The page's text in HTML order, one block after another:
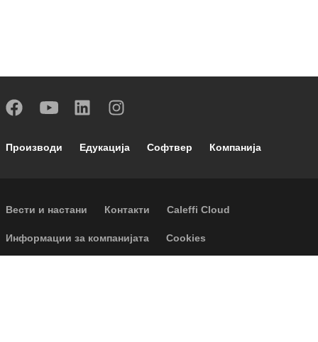
Footer main navigation
Производи Едукација Софтвер Компанија
Footer secondary navigation
Вести и настани Контакти Caleffi Cloud
Footer menu
Информации за компанијата Cookies